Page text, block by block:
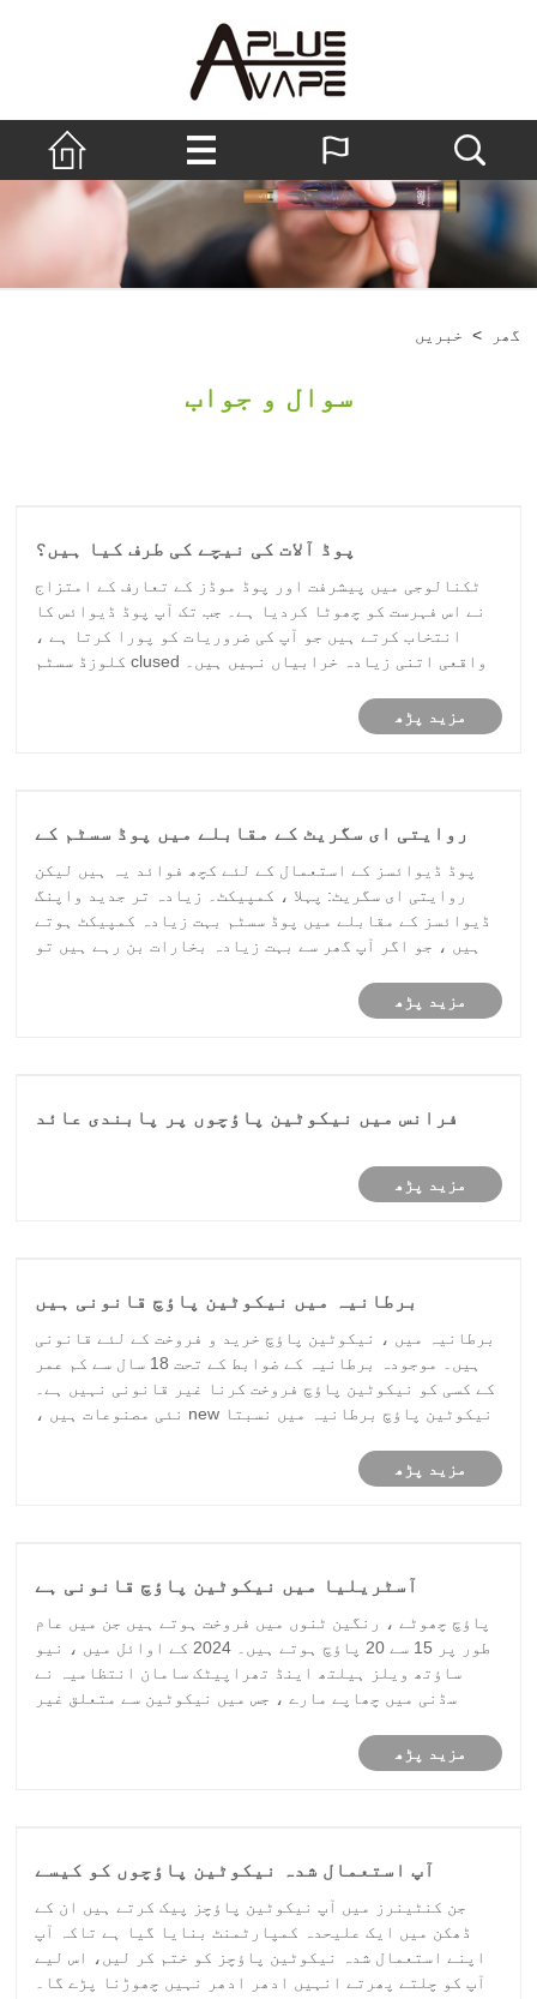
گھر > خبریں
سوال و جواب
پوڈ آلات کی نیچے کی طرف کیا ہیں؟
ٹکنالوجی میں پیشرفت اور پوڈ موڈز کے تعارف کے امتزاج
نے اس فہرست کو چھوٹا کردیا ہے۔ جب تک آپ پوڈ ڈیوائس کا
انتخاب کرتے ہیں جو آپ کی ضروریات کو پورا کرتا ہے ،
واقعی اتنی زیادہ خرابیاں نہیں ہیں۔ clused کلوزڈ سسٹم
سسٹم ڈیوائس استعمال کررہے ہیں تو ، آ......
مزید پڑھ
روایتی ای سگریٹ کے مقابلے میں پوڈ سسٹم کے
پوڈ ڈیوائسز کے استعمال کے لئے کچھ فوائد یہ ہیں لیکن
روایتی ای سگریٹ: پہلا ، کمپیکٹ۔ زیادہ تر جدید واپنگ
ڈیوائسز کے مقابلے میں پوڈ سسٹم بہت زیادہ کمپیکٹ ہوتے
ہیں ، جو اگر آپ گھر سے بہت زیادہ بخارات بن رہے ہیں تو
پوڈ سسٹم ای سگریٹ کو استعمال کرنے می......
مزید پڑھ
فرانس میں نیکوٹین پاؤچوں پر پابندی عائد
مزید پڑھ
برطانیہ میں نیکوٹین پاؤچ قانونی ہیں
برطانیہ میں ، نیکوٹین پاؤچ خرید و فروخت کے لئے قانونی
ہیں۔ موجودہ برطانیہ کے ضوابط کے تحت 18 سال سے کم عمر
کے کسی کو نیکوٹین پاؤچ فروخت کرنا غیر قانونی نہیں ہے۔
نیکوٹین پاؤچ برطانیہ میں نسبتا new نئی مصنوعات ہیں ،
مزید پڑھ
آسٹریلیا میں نیکوٹین پاؤچ قانونی ہے
پاؤچ چھوٹے ، رنگین ٹنوں میں فروخت ہوتے ہیں جن میں عام
طور پر 15 سے 20 پاؤچ ہوتے ہیں۔ 2024 کے اوائل میں ، نیو
ساؤتھ ویلز ہیلتھ اینڈ تھراپیٹک سامان انتظامیہ نے
سڈنی میں چھاپے مارے ، جس میں نیکوٹین سے متعلق غیر
، 118،000 سگریٹ ، 45 کلو گرام ذائقہ......
مزید پڑھ
آپ استعمال شدہ نیکوٹین پاؤچوں کو کیسے
جن کنٹینرز میں آپ نیکوٹین پاؤچز پیک کرتے ہیں ان کے
ڈھکن میں ایک علیحدہ کمپارٹمنٹ بنایا گیا ہے تاکہ آپ
اپنے استعمال شدہ نیکوٹین پاؤچز کو ختم کر لیں، اس لیے
آپ کو چلتے پھرتے انہیں ادھر ادھر نہیں چھوڑنا پڑے گا۔